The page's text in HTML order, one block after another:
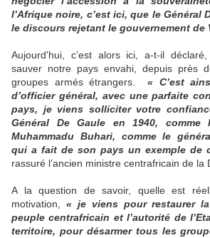
l’Afrique noire, c’est ici, que le Général
le discours rejetant le gouvernement de
Aujourd'hui, c’est alors ici, a-t-il
sauver notre pays envahi, depuis près
groupes armés étrangers.« C’est
d’officier général, avec une parfaite
pays, je viens solliciter votre
Général De Gaule en 1940, comme
Muhammadu Buhari, comme le
qui a fait de son pays un exemple de
rassuré l’ancien ministre centrafricain de la
A la question de savoir, quelle est
motivation, « je viens pour restaurer
peuple centrafricain et l’autorité de
territoire, pour désarmer tous les